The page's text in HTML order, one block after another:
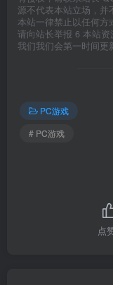
源不代表本站立场，
本站一律禁止以任何方
请向站长举报 6 本站
我们我们会第一时间更
PC游戏
# PC游戏
点